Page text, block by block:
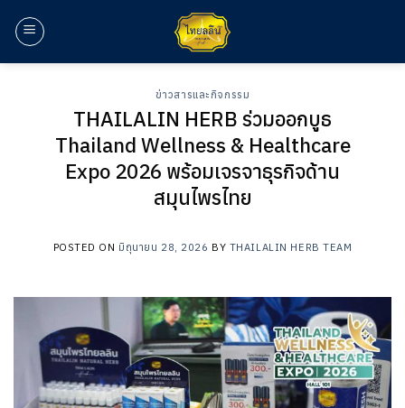
ข่าวสารและกิจกรรม
THAILALIN HERB ร่วมออกบูธ
Thailand Wellness & Healthcare
Expo 2026 พร้อมเจรจาธุรกิจด้าน
สมุนไพรไทย
POSTED ON มิถุนายน 28, 2026 BY THAILALIN HERB TEAM